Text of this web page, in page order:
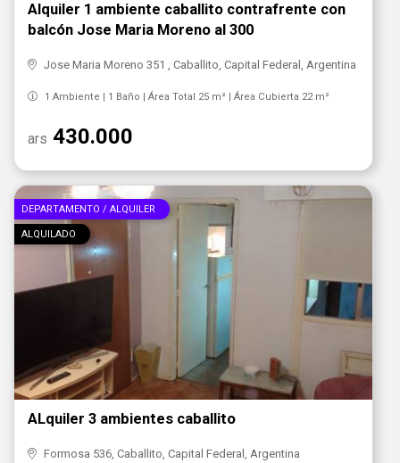
Alquiler 1 ambiente caballito contrafrente con
balcón Jose Maria Moreno al 300
Jose Maria Moreno 351 , Caballito, Capital Federal, Argentina
1 Ambiente | 1 Baño | Área Total 25 m² | Área Cubierta 22 m²
ars 430.000
DEPARTAMENTO / ALQUILER
ALQUILADO
ALquiler 3 ambientes caballito
Formosa 536, Caballito, Capital Federal, Argentina